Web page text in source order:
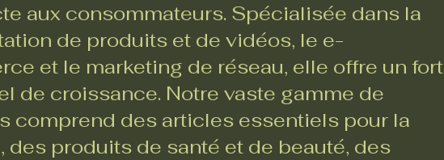
aux consommateurs. Spécialisée dans la
de produits et de vidéos, le e-
et le marketing de réseau, elle offre un fort
de croissance. Notre vaste gamme de
comprend des articles essentiels pour la
des produits de santé et de beauté, des